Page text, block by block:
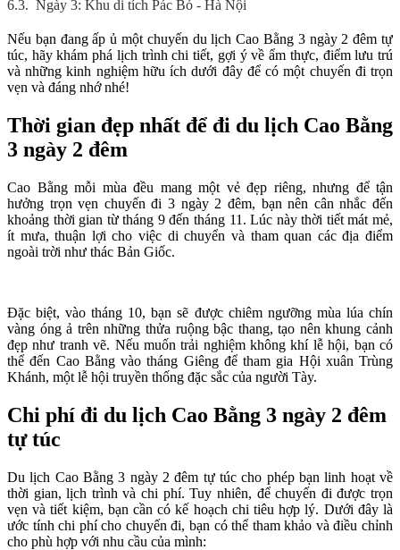
6.3. Ngày 3: Khu di tích Pác Bó - Hà Nội
Nếu bạn đang ấp ủ một chuyến du lịch Cao Bằng 3 ngày 2 đêm tự
túc, hãy khám phá lịch trình chi tiết, gợi ý về ẩm thực, điểm lưu trú
và những kinh nghiệm hữu ích dưới đây để có một chuyến đi trọn
vẹn và đáng nhớ nhé!
Thời gian đẹp nhất để đi du lịch Cao Bằng
3 ngày 2 đêm
Cao Bằng mỗi mùa đều mang một vẻ đẹp riêng, nhưng để tận
hưởng trọn vẹn chuyến đi 3 ngày 2 đêm, bạn nên cân nhắc đến
khoảng thời gian từ tháng 9 đến tháng 11. Lúc này thời tiết mát mẻ,
ít mưa, thuận lợi cho việc di chuyển và tham quan các địa điểm
ngoài trời như thác Bản Giốc.
Đặc biệt, vào tháng 10, bạn sẽ được chiêm ngưỡng mùa lúa chín
vàng óng ả trên những thửa ruộng bậc thang, tạo nên khung cảnh
đẹp như tranh vẽ. Nếu muốn trải nghiệm không khí lễ hội, bạn có
thể đến Cao Bằng vào tháng Giêng để tham gia Hội xuân Trùng
Khánh, một lễ hội truyền thống đặc sắc của người Tày.
Chi phí đi du lịch Cao Bằng 3 ngày 2 đêm
tự túc
Du lịch Cao Bằng 3 ngày 2 đêm tự túc cho phép bạn linh hoạt về
thời gian, lịch trình và chi phí. Tuy nhiên, để chuyến đi được trọn
vẹn và tiết kiệm, bạn cần có kế hoạch chi tiêu hợp lý. Dưới đây là
ước tính chi phí cho chuyến đi, bạn có thể tham khảo và điều chỉnh
cho phù hợp với nhu cầu của mình: